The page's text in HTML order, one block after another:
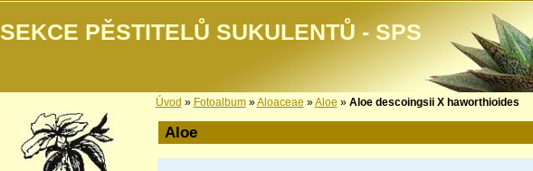
SEKCE PĚSTITELŮ SUKULENTŮ - SPS
Úvod » Fotoalbum»Aloaceae »Aloe » Aloe descoingsii X haworthioides
Aloe